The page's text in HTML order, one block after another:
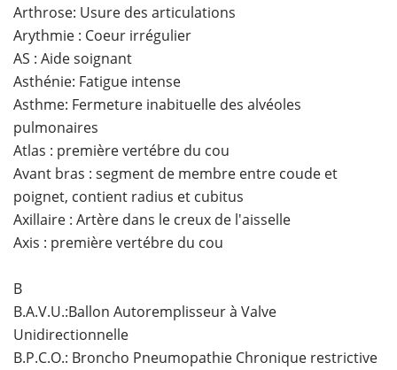
Arthrose: Usure des articulations
Arythmie : Coeur irrégulier
AS : Aide soignant
Asthénie: Fatigue intense
Asthme: Fermeture inabituelle des alvéoles
pulmonaires
Atlas : première vertébre du cou
Avant bras : segment de membre entre coude et
poignet, contient radius et cubitus
Axillaire : Artère dans le creux de l'aisselle
Axis : première vertébre du cou
B
B.A.V.U.:Ballon Autoremplisseur à Valve
Unidirectionnelle
B.P.C.O.: Broncho Pneumopathie Chronique restrictive